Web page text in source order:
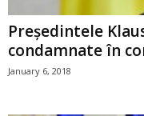
Președintele
condamnate în
January 6, 2018